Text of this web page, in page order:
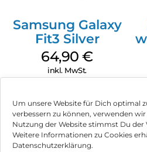
Um unsere Website für Dich optimal
verbessern zu können, verwenden
Nutzung der Website stimmst Du der
Weitere Informationen zu Cookies
Datenschutzerklärung.
Samsung Galaxy
Fit3 Silver
64,90€
inkl. MwSt.
Impressum